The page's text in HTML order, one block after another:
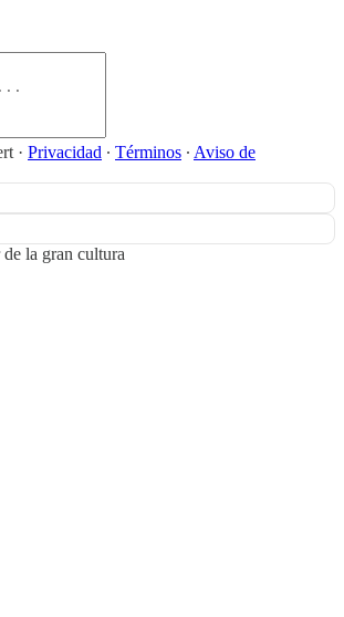
· Privacidad ∙ Términos ∙ Aviso de
de la gran cultura